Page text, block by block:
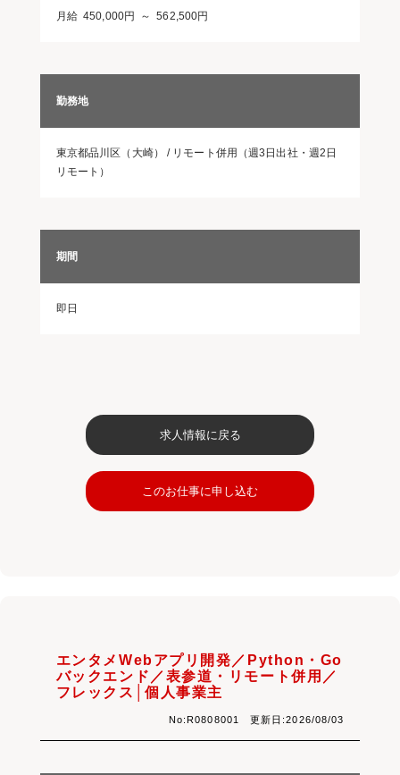
月給 450,000円 ～ 562,500円
勤務地
東京都品川区（大崎） / リモート併用（週3日出社・週2日
リモート）
期間
即日
求人情報に戻る
このお仕事に申し込む
エンタメWebアプリ開発／Python・Go
バックエンド／表参道・リモート併用／
フレックス│個人事業主
No:R0808001 更新日:2026/08/03